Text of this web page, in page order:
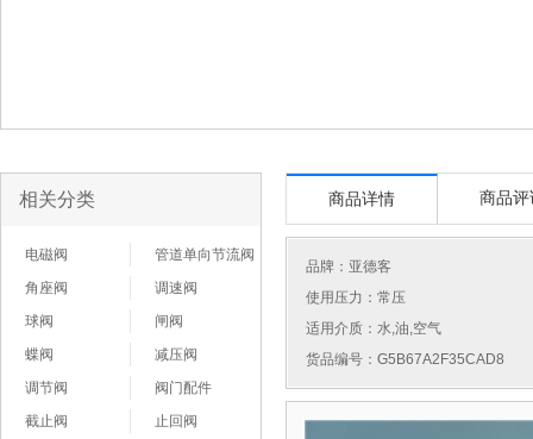
相关分类
电磁阀
管道单向节流阀
角座阀
调速阀
球阀
闸阀
蝶阀
减压阀
调节阀
阀门配件
截止阀
止回阀
商品详情 商品评
品牌： 亚德客
使用压力：常压
适用介质：水,油,空气
货品编号：G5B67A2F35CAD8